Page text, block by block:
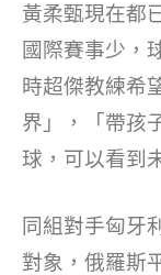
黃柔甄現在都
國際賽事少，
時超傑教練希
界」，「帶孩
球，可以看到
同組對手匈牙
對象，俄羅斯